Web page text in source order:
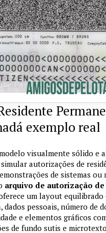
exemplo real
visualmente sólido e
autorizações de
de sistemas ou
arquivo de autorização
um layout equilibrado
pessoais, número de
e elementos gráficos
de fundo sutis e